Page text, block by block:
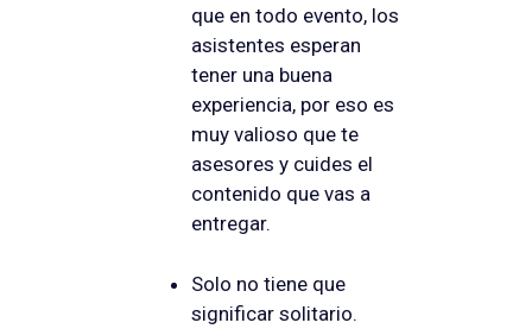
que en todo evento, los
asistentes esperan
tener una buena
experiencia, por eso es
muy valioso que te
asesores y cuides el
contenido que vas a
entregar.
Solo no tiene que
significar solitario.